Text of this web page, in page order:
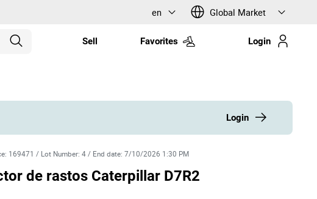
en Global Market
Sell Favorites Login
Login
: 169471 / Lot Number:4 / End date:7/10/2026 1:30 PM
de rastos Caterpillar D7R2